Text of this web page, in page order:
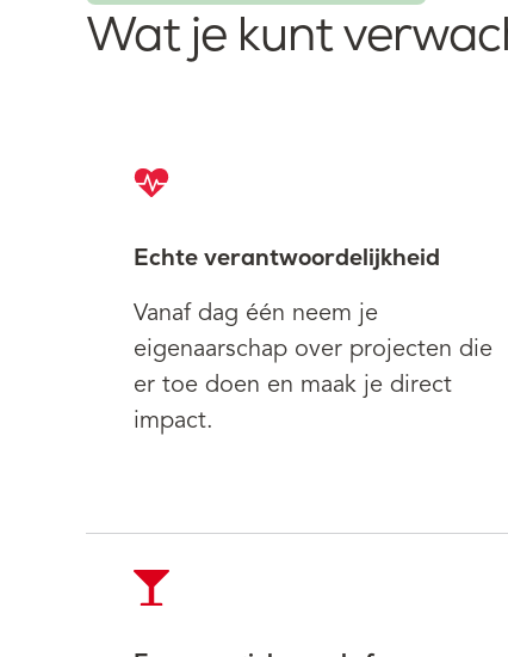
Wat je kunt
Echte verantwoordelijkheid
Vanaf dag één neem je
eigenaarschap over projecten die
er toe doen en maak je direct
impact.